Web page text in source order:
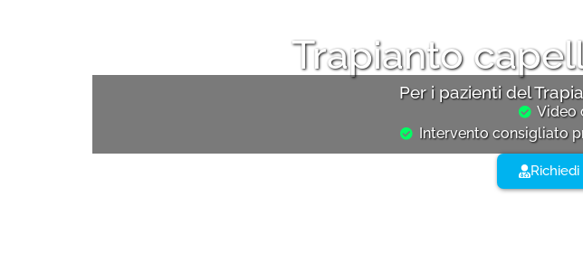
Trapianto
Per i pazienti del
Video
Intervento consigliato
Richiedi